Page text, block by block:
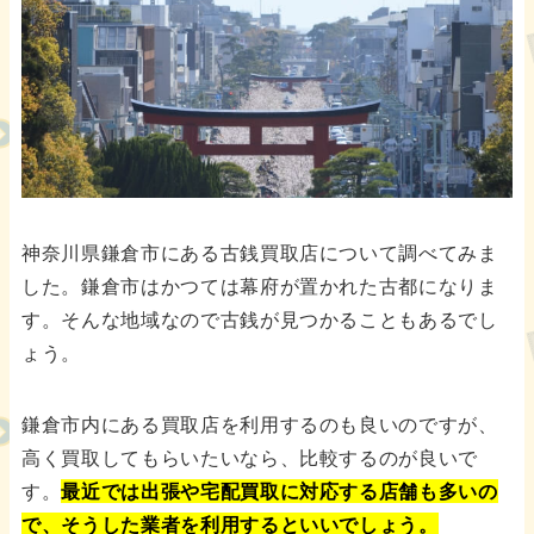
神奈川県鎌倉市にある古銭買取店について調べてみま
した。鎌倉市はかつては幕府が置かれた古都になりま
す。そんな地域なので古銭が見つかることもあるでし
ょう。
鎌倉市内にある買取店を利用するのも良いのですが、
高く買取してもらいたいなら、比較するのが良いで
す。最近では出張や宅配買取に対応する店舗も多いの
で、そうした業者を利用するといいでしょう。